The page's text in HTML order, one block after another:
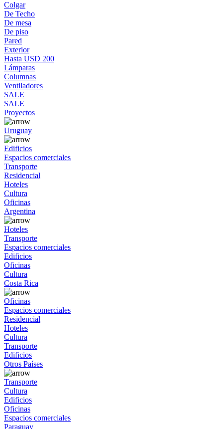
Colgar
De Techo
De mesa
De piso
Pared
Exterior
Hasta USD 200
Lámparas
Columnas
Ventiladores
SALE
SALE
Proyectos
Uruguay
Edificios
Espacios comerciales
Transporte
Residencial
Hoteles
Cultura
Oficinas
Argentina
Hoteles
Transporte
Espacios comerciales
Edificios
Oficinas
Cultura
Costa Rica
Oficinas
Espacios comerciales
Residencial
Hoteles
Cultura
Transporte
Edificios
Otros Países
Transporte
Cultura
Edificios
Oficinas
Espacios comerciales
Paraguay